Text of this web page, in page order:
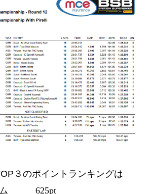
３のポイントランキングは
ラム 625pt